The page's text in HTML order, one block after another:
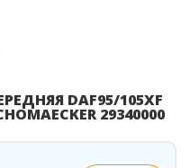
DAF95/105XF
29340000